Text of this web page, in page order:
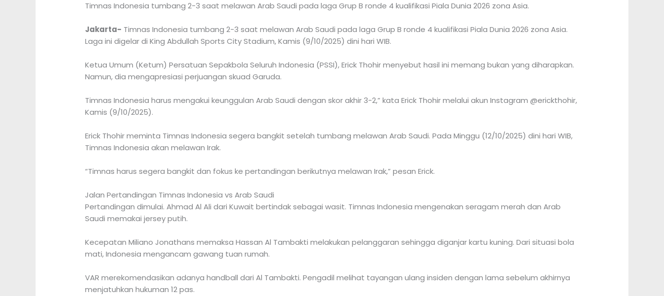
Timnas Indonesia tumbang 2-3 saat melawan Arab Saudi pada laga Grup B ronde 4 kualifikasi Piala Dunia 2026 zona Asia.
Jakarta- Timnas Indonesia tumbang 2-3 saat melawan Arab Saudi pada laga Grup B ronde 4 kualifikasi Piala Dunia 2026 zona Asia.
Laga ini digelar di King Abdullah Sports City Stadium, Kamis (9/10/2025) dini hari WIB.
Ketua Umum (Ketum) Persatuan Sepakbola Seluruh Indonesia (PSSI), Erick Thohir menyebut hasil ini memang bukan yang diharapkan.
Namun, dia mengapresiasi perjuangan skuad Garuda.
Timnas Indonesia harus mengakui keunggulan Arab Saudi dengan skor akhir 3-2,” kata Erick Thohir melalui akun Instagram @erickthohir,
Kamis (9/10/2025).
Erick Thohir meminta Timnas Indonesia segera bangkit setelah tumbang melawan Arab Saudi. Pada Minggu (12/10/2025) dini hari WIB,
Timnas Indonesia akan melawan Irak.
“Timnas harus segera bangkit dan fokus ke pertandingan berikutnya melawan Irak,” pesan Erick.
Jalan Pertandingan Timnas Indonesia vs Arab Saudi
Pertandingan dimulai. Ahmad Al Ali dari Kuwait bertindak sebagai wasit. Timnas Indonesia mengenakan seragam merah dan Arab
Saudi memakai jersey putih.
Kecepatan Miliano Jonathans memaksa Hassan Al Tambakti melakukan pelanggaran sehingga diganjar kartu kuning. Dari situasi bola
mati, Indonesia mengancam gawang tuan rumah.
VAR merekomendasikan adanya handball dari Al Tambakti. Pengadil melihat tayangan ulang insiden dengan lama sebelum akhirnya
menjatuhkan hukuman 12 pas.